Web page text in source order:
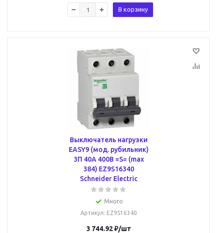
В корзину
Выключатель нагрузки
EASY9 (мод. рубильник)
3П 40А 400В =S= (max
384) EZ9S16340
Schneider Electric
Много
Артикул: EZ9S16340
3 744.92₽/шт